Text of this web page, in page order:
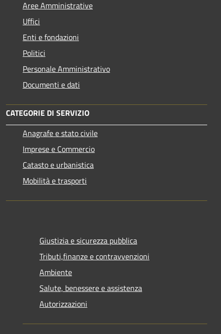
Aree Amministrative
Uffici
Enti e fondazioni
Politici
Personale Amministrativo
Documenti e dati
CATEGORIE DI SERVIZIO
Anagrafe e stato civile
Imprese e Commercio
Catasto e urbanistica
Mobilità e trasporti
Giustizia e sicurezza pubblica
Tributi,finanze e contravvenzioni
Ambiente
Salute, benessere e assistenza
Autorizzazioni